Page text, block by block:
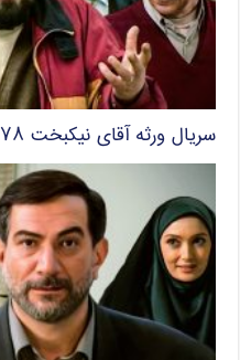
سریال ورثه آقای نیکبخت ۱۳۷۸